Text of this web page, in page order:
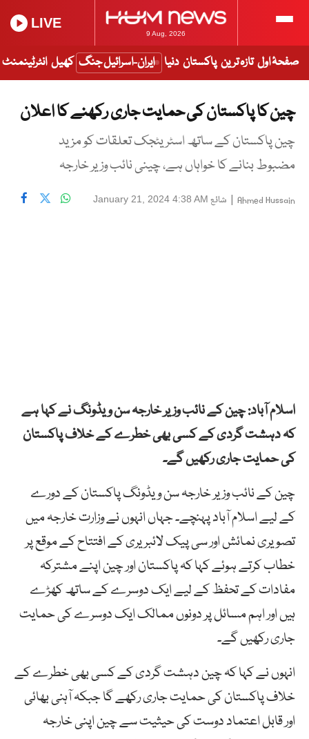
9 Aug, 2026
LIVE
صفحۂ اول تازہ ترین پاکستان دنیا ایران-اسرائیل جنگ کھیل انٹرٹینمنٹ
چین کا پاکستان کی حمایت جاری رکھنے کا اعلان
چین پاکستان کے ساتھ اسٹریٹجک تعلقات کو مزید
مضبوط بنانے کا خواہاں ہے، چینی نائب وزیر خارجہ
Ahmed Hussain
| شائع January 21, 2024 4:38 AM
اسلام آباد: چین کے نائب وزیر خارجہ سن ویڈونگ نے کہا ہے
کہ دہشت گردی کے کسی بھی خطرے کے خلاف پاکستان
کی حمایت جاری رکھیں گے۔
چین کے نائب وزیر خارجہ سن ویڈونگ پاکستان کے دورے
کے لیے اسلام آباد پہنچے۔ جہاں انہوں نے وزارت خارجہ میں
تصویری نمائش اور سی پیک لائبریری کے افتتاح کے موقع پر
خطاب کرتے ہوئے کہا کہ پاکستان اور چین اپنے مشترکہ
مفادات کے تحفظ کے لیے ایک دوسرے کے ساتھ کھڑے
ہیں اور اہم مسائل پر دونوں ممالک ایک دوسرے کی حمایت
جاری رکھیں گے۔
انہوں نے کہا کہ چین دہشت گردی کے کسی بھی خطرے کے
خلاف پاکستان کی حمایت جاری رکھے گا جبکہ آہنی بھائی
اور قابل اعتماد دوست کی حیثیت سے چین اپنی خارجہ